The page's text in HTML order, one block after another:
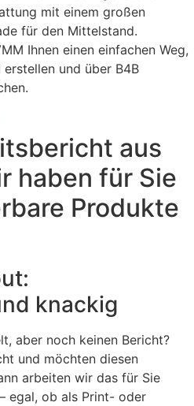
mit einem großen
für den Mittelstand.
Ihnen einen einfachen Weg,
und über B4B
aus
haben für Sie
Produkte
knackig
aber noch keinen Bericht?
und möchten diesen
arbeiten wir das für Sie
egal, ob als Print- oder